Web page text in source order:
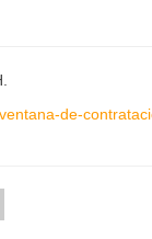
de-